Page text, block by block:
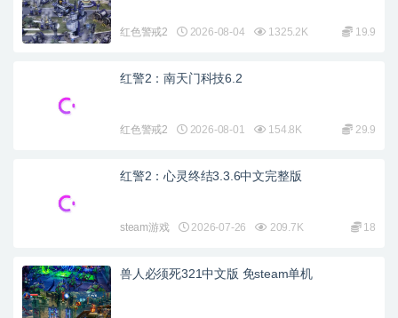
红色警戒2 2026-08-04 1325.2K 19.9
红警2：南天门科技6.2
红色警戒2 2026-08-01 154.8K 29.9
红警2：心灵终结3.3.6中文完整版
steam游戏 2026-07-26 209.7K 18
兽人必须死321中文版 免steam单机